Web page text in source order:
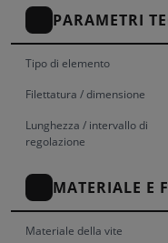
PARAMETRI
Tipo di elemento
Filettatura / dimensione
Lunghezza / intervallo di
regolazione
MATERIALE E
Materiale della vite